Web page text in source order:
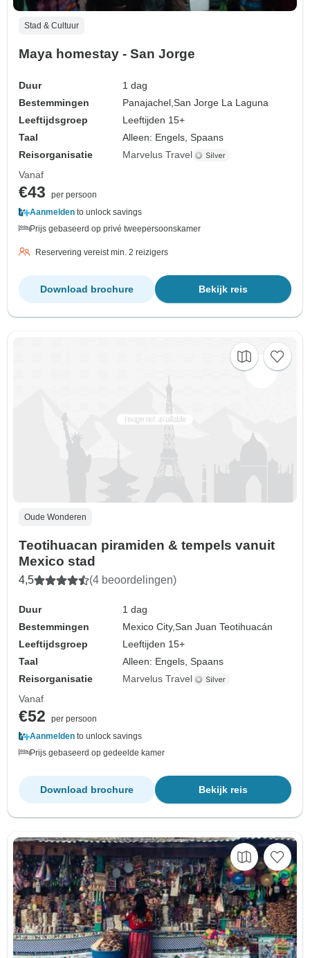
Stad & Cultuur
Maya homestay - San Jorge
Duur
1 dag
Bestemmingen
Panajachel,San Jorge La Laguna
Leeftijdsgroep
Leeftijden 15+
Taal
Alleen: Engels, Spaans
Reisorganisatie
Marvelus Travel
Vanaf
€43
per persoon
Aanmelden to unlock savings
Prijs gebaseerd op privé tweepersoonskamer
Reservering vereist min. 2 reizigers
Bekijk reis
Download brochure
Oude Wonderen
Teotihuacan piramiden & tempels vanuit
Mexico stad
4,5 (4 beoordelingen)
Duur
1 dag
Bestemmingen
Mexico City,San Juan Teotihuacán
Leeftijdsgroep
Leeftijden 15+
Taal
Alleen: Engels, Spaans
Reisorganisatie
Marvelus Travel
Vanaf
€52
per persoon
Aanmelden to unlock savings
Prijs gebaseerd op gedeelde kamer
Bekijk reis
Download brochure